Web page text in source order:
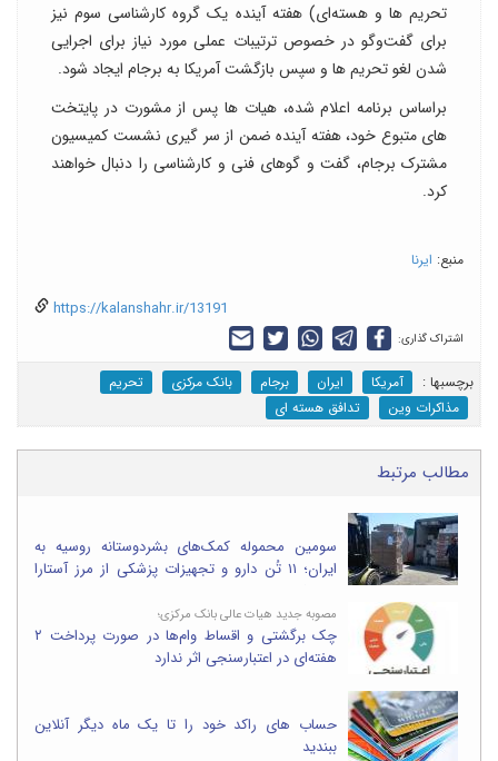
تحریم ها و هسته‌ای) هفته آینده یک گروه کارشناسی سوم نیز
برای گفت‌وگو در خصوص ترتیبات عملی مورد نیاز برای اجرایی
شدن لغو تحریم ها و سپس بازگشت آمریکا به برجام ایجاد شود.
براساس برنامه اعلام شده، هیات ها پس از مشورت در پایتخت
های متبوع خود، هفته آینده ضمن از سر گیری نشست کمیسیون
مشترک برجام، گفت و گوهای فنی و کارشناسی را دنبال خواهند
کرد.
منبع: ایرنا
https://kalanshahr.ir/13191
اشتراک گذاری:
برچسب‎ها : آمریکا ایران برجام بانک مرکزی
تحریم
مذاکرات وین
تدافق هسته ای
مطالب مرتبط
سومین محموله کمک‌های بشردوستانه روسیه به
ایران؛ ۱۱ تُن دارو و تجهیزات پزشکی از مرز آستارا
مصوبه جدید هیات عالی بانک مرکزی؛
چک برگشتی و اقساط وام‌ها در صورت پرداخت ۲
هفته‌ای در اعتبارسنجی اثر ندارد
حساب های راکد خود را تا یک ماه دیگر آنلاین
ببندید